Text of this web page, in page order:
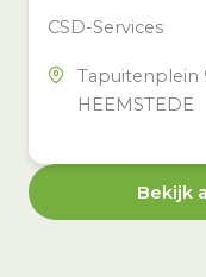
CSD-Services
Tapuitenplein
HEEMSTEDE
Bekijk